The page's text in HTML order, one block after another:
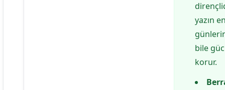
yazın
bile
korur.